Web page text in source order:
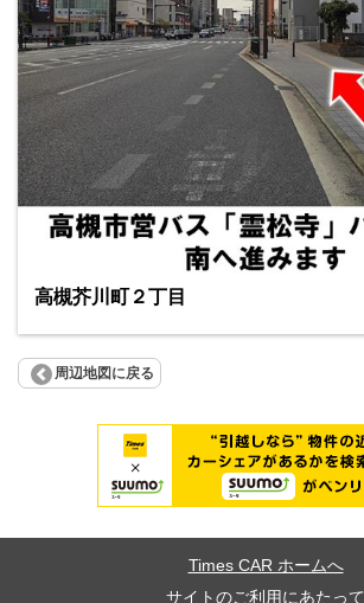
高槻芥川町２丁目
周辺地図に戻る
Times CAR ホームへ
サイトのご利用にあたって